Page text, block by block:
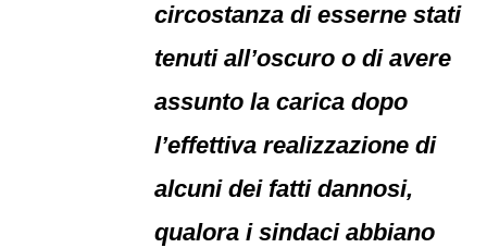
circostanza di esserne stati
tenuti all’oscuro o di avere
assunto la carica dopo
l’effettiva realizzazione di
alcuni dei fatti dannosi,
qualora i sindaci abbiano